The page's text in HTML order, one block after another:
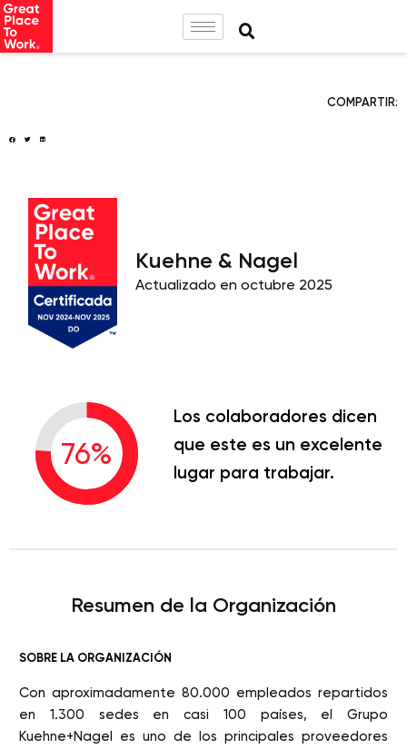
COMPARTIR:
Kuehne & Nagel
Actualizado en octubre 2025
76%
Los colaboradores dicen
que este es un excelente
lugar para trabajar.
Resumen de la Organización
SOBRE LA ORGANIZACIÓN
Con aproximadamente 80.000 empleados repartidos
en 1.300 sedes en casi 100 países, el Grupo
Kuehne+Nagel es uno de los principales proveedores